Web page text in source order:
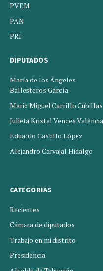
PVEM
PAN
PRI
DIPUTADOS
María de los Ángeles
Ballesteros García
Mario Miguel Carrillo Cubillas
Julieta Kristal Vences Valencia
Eduardo Castillo López
Alejandro Carvajal Hidalgo
CATEGORIAS
Recientes
Cámara de diputados
Trabajo en mi distrito
Presidencia